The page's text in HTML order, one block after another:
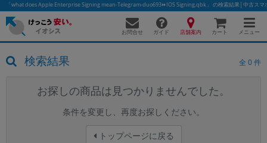
「what does Apple Enterprise Signing mean-Telegram-duo693⏩️IOS Signing.qbk」 の検索結果│中古スマ
お問合せ ガイド 店舗案内 カート メニュー
検索結果 全0件
お探しの商品は見つかりませんでした。
条件を変更し、再度お探しください。
トップページに戻る
かんたんパソコン検索に切り替える